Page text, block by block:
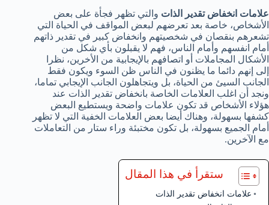
علامات انخفاض تقدير الذات والتي تظهر فجأة على بعض
الأشخاص، خاصة بعد تعرضهم لبعض المواقف في الحياة التي
تشعرهم بنقصان في شخصيتهم وانخفاض كبير في تقدير ذاتهم
أمام انفسهم وأمام الناس، فهم لا يقبلون بأي شكل من
الأشكال المجاملات أو اتصافهم بالإيجابية من الأخرين، نظرا
إلى إنهم دائما ما يظنون في الناس ظن السوء ويكون فقط
الجانب السيئ من الحياة، بل ويتجاهلون الجانب الإيجابي تماما،
ونجد أن اغلب العلامات الخاصة بانخفاض تقدير الذات عند
هؤلاء الأشخاص قد تكون علامات واضحة ويستطيع البعض
كشفها بسهولة، وهناك أيضا بعض العلامات الخفية التي لا تظهر
أمام الجميع بسهولة، بل تكون مختبئة وراء ستار من التعاملات
مع الآخرين.
ستقرأ في هذا المقال
علامات انخفاض تقدير الذات